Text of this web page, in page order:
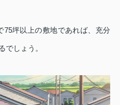
坪以上の敷地であれば、充分
でしょう。